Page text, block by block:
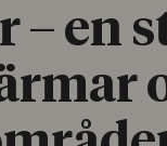
en